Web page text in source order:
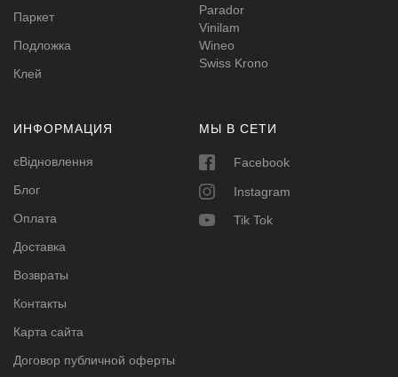
Паркет
Подложка
Клей
Parador
Vinilam
Wineo
Swiss Krono
ИНФОРМАЦИЯ
єВідновлення
Блог
Оплата
Доставка
Возвраты
Контакты
Карта сайта
Договор публичной оферты
МЫ В СЕТИ
Facebook
Instagram
Tik Tok